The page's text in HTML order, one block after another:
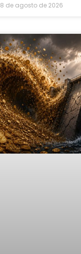
8 de agosto de 2026